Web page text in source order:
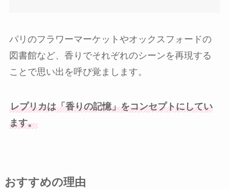
パリのフラワーマーケットやオックスフォードの
図書館など、香りでそれぞれのシーンを再現する
ことで思い出を呼び覚まします。
レプリカは「香りの記憶」をコンセプトにしてい
ます。
おすすめの理由